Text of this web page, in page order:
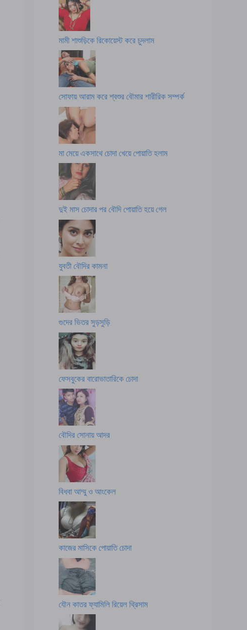
মামী শাশুড়িকে রিকোয়েস্ট করে চুদলাম
সোফায় আরাম করে শ্বশুর বৌমার শারীরিক সম্পর্ক
মা মেয়ে একসাথে চোদা খেয়ে পোয়াতি হলাম
দুই মাস চোদার পর বৌদি পোয়াতি হয়ে গেল
যুবতী বৌদির কামনা
গুদের ভিতর সুড়সুড়ি
ফেসবুকের বারোভাতারিকে চোদা
বৌদির সোনায় আদর
বিধবা আম্মু ও আংকেল
কাজের মাসিকে পোয়াতি চোদা
যৌন কাতর ফ্যামিলি রিয়েল থ্রিসাম